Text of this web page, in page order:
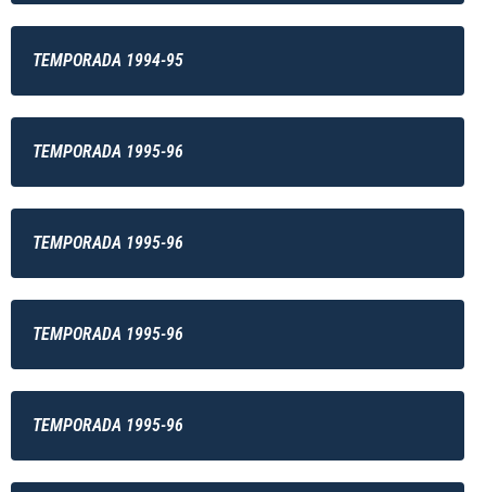
TEMPORADA 1994-95
TEMPORADA 1995-96
TEMPORADA 1995-96
TEMPORADA 1995-96
TEMPORADA 1995-96